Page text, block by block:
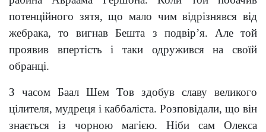
потенційного зятя, що мало чим відрізнявся від
жебрака, то вигнав Бешта з подвір’я. Але той
проявив впертість і таки одружився на своїй
обранці.
З часом Баал Шем Тов здобув славу великого
цілителя, мудреця і каббаліста. Розповідали, що він
знається із чорною магією. Ніби сам Олекса